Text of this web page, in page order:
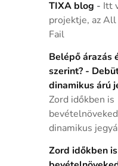
TIXA blog - Itt
projektje, az
Fail
Belépő árazás
szerint? -
dinamikus árú
Zord időkben is
dinamikus
Zord időkben is